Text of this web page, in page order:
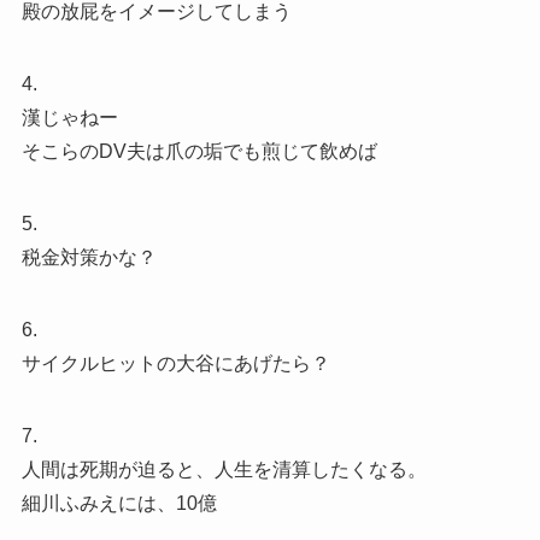
殿の放屁をイメージしてしまう
4.
漢じゃねー
そこらのDV夫は爪の垢でも煎じて飲めば
5.
税金対策かな？
6.
サイクルヒットの大谷にあげたら？
7.
人間は死期が迫ると、人生を清算したくなる。
細川ふみえには、10億